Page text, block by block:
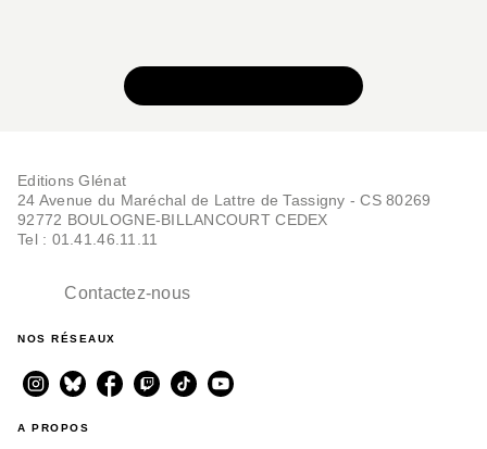
Editions Glénat
24 Avenue du Maréchal de Lattre de Tassigny - CS 80269
92772 BOULOGNE-BILLANCOURT CEDEX
Tel : 01.41.46.11.11
Contactez-nous
NOS RÉSEAUX
A PROPOS